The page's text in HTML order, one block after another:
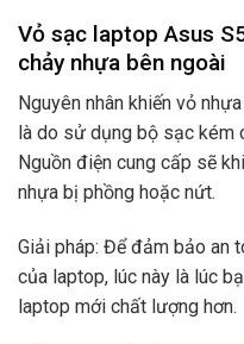
Vỏ sạc laptop Asus
chảy nhựa bên ngoài
Nguyên nhân khiến vỏ
là do sử dụng bộ sạc kém
Nguồn điện cung cấp sẽ
nhựa bị phồng hoặc nứt.
Giải pháp: Để đảm bảo an
của laptop, lúc này là lúc
laptop mới chất lượng hơn.